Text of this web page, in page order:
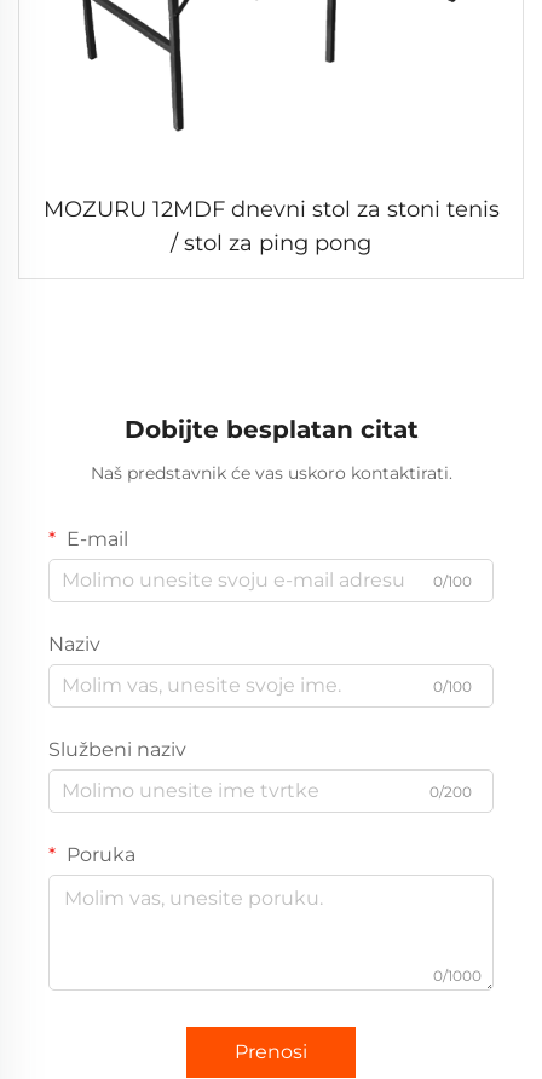
MOZURU 12MDF dnevni stol za stoni tenis
/ stol za ping pong
Dobijte besplatan citat
Naš predstavnik će vas uskoro kontaktirati.
E-mail
0/100
Naziv
0/100
Službeni naziv
0/200
Poruka
0/1000
Prenosi